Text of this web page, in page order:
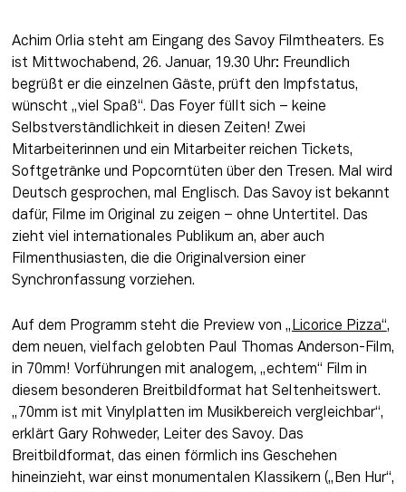
Achim Orlia steht am Eingang des Savoy Filmtheaters. Es
ist Mittwochabend, 26. Januar, 19.30 Uhr: Freundlich
begrüßt er die einzelnen Gäste, prüft den Impfstatus,
wünscht „viel Spaß“. Das Foyer füllt sich – keine
Selbstverständlichkeit in diesen Zeiten! Zwei
Mitarbeiterinnen und ein Mitarbeiter reichen Tickets,
Softgetränke und Popcorntüten über den Tresen. Mal wird
Deutsch gesprochen, mal Englisch. Das Savoy ist bekannt
dafür, Filme im Original zu zeigen – ohne Untertitel. Das
zieht viel internationales Publikum an, aber auch
Filmenthusiasten, die die Originalversion einer
Synchronfassung vorziehen.
Auf dem Programm steht die Preview von „Licorice Pizza“,
dem neuen, vielfach gelobten Paul Thomas Anderson-Film,
in 70mm! Vorführungen mit analogem, „echtem“ Film in
diesem besonderen Breitbildformat hat Seltenheitswert.
„70mm ist mit Vinylplatten im Musikbereich vergleichbar“,
erklärt Gary Rohweder, Leiter des Savoy. Das
Breitbildformat, das einen förmlich ins Geschehen
hineinzieht, war einst monumentalen Klassikern („Ben Hur“,